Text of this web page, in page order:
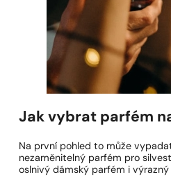
Jak vybrat parfém
Na první pohled to může
nezaměnitelný parfém pro
oslnivý dámský parfém i